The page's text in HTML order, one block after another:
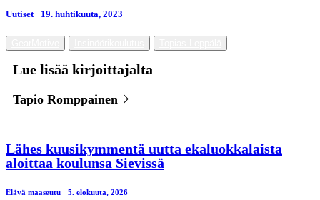
Uutiset 19. huhtikuuta, 2023
Lue lisää kirjoittajalta
Tapio Romppainen
Lähes kuusikymmentä uutta ekaluokkalaista
aloittaa koulunsa Sievissä
Elävä maaseutu 5. elokuuta, 2026